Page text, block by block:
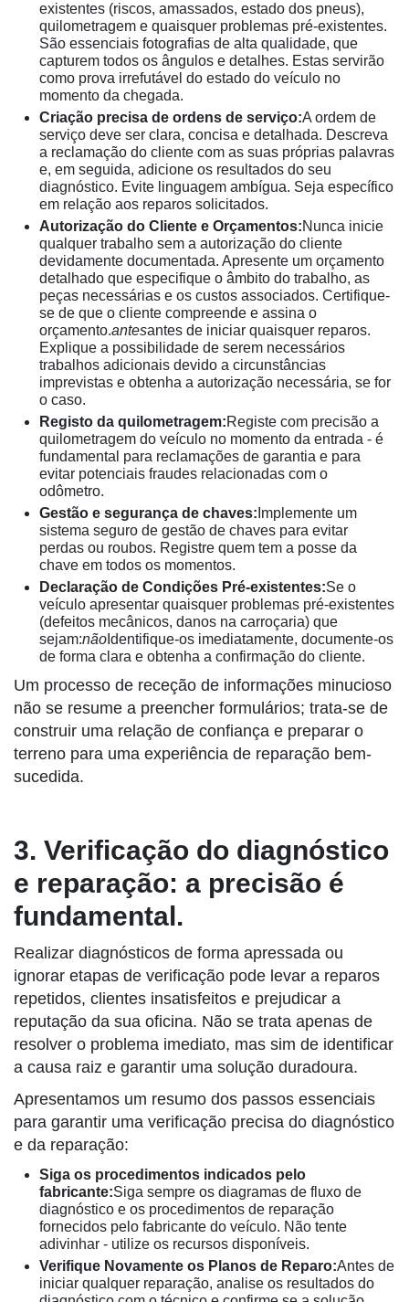
existentes (riscos, amassados, estado dos pneus),
quilometragem e quaisquer problemas pré-existentes.
São essenciais fotografias de alta qualidade, que
capturem todos os ângulos e detalhes. Estas servirão
como prova irrefutável do estado do veículo no
momento da chegada.
Criação precisa de ordens de serviço:A ordem de
serviço deve ser clara, concisa e detalhada. Descreva
a reclamação do cliente com as suas próprias palavras
e, em seguida, adicione os resultados do seu
diagnóstico. Evite linguagem ambígua. Seja específico
em relação aos reparos solicitados.
Autorização do Cliente e Orçamentos:Nunca inicie
qualquer trabalho sem a autorização do cliente
devidamente documentada. Apresente um orçamento
detalhado que especifique o âmbito do trabalho, as
peças necessárias e os custos associados. Certifique-
se de que o cliente compreende e assina o
orçamento.antesantes de iniciar quaisquer reparos.
Explique a possibilidade de serem necessários
trabalhos adicionais devido a circunstâncias
imprevistas e obtenha a autorização necessária, se for
o caso.
Registo da quilometragem:Registe com precisão a
quilometragem do veículo no momento da entrada - é
fundamental para reclamações de garantia e para
evitar potenciais fraudes relacionadas com o
odômetro.
Gestão e segurança de chaves: Implemente um
sistema seguro de gestão de chaves para evitar
perdas ou roubos. Registre quem tem a posse da
chave em todos os momentos.
Declaração de Condições Pré-existentes:Se o
veículo apresentar quaisquer problemas pré-existentes
(defeitos mecânicos, danos na carroçaria) que
sejam:não Identifique-os imediatamente, documente-os
de forma clara e obtenha a confirmação do cliente.
Um processo de receção de informações minucioso
não se resume a preencher formulários; trata-se de
construir uma relação de confiança e preparar o
terreno para uma experiência de reparação bem-
sucedida.
3. Verificação do diagnóstico
e reparação: a precisão é
fundamental.
Realizar diagnósticos de forma apressada ou
ignorar etapas de verificação pode levar a reparos
repetidos, clientes insatisfeitos e prejudicar a
reputação da sua oficina. Não se trata apenas de
resolver o problema imediato, mas sim de identificar
a causa raiz e garantir uma solução duradoura.
Apresentamos um resumo dos passos essenciais
para garantir uma verificação precisa do diagnóstico
e da reparação:
Siga os procedimentos indicados pelo
fabricante:Siga sempre os diagramas de fluxo de
diagnóstico e os procedimentos de reparação
fornecidos pelo fabricante do veículo. Não tente
adivinhar - utilize os recursos disponíveis.
Verifique Novamente os Planos de Reparo:Antes de
iniciar qualquer reparação, analise os resultados do